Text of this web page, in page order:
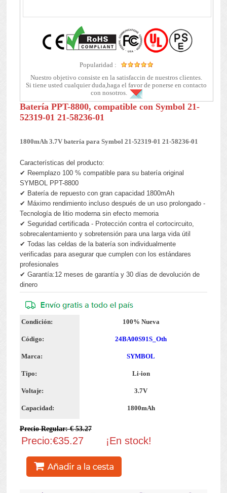
Popularidad :
Nuestro objetivo consiste en la satisfaccin de nuestros clientes.
Si tiene usted cualquier duda,haga el favor de ponerse en contacto
con nosotros.
Batería PPT-8800, compatible con Symbol 21-
52319-01 21-58236-01
1800mAh 3.7V batería para Symbol 21-52319-01 21-58236-01
Características del producto:
✔ Reemplazo 100 % compatible para su batería original
SYMBOL PPT-8800
✔ Batería de repuesto con gran capacidad 1800mAh
✔ Máximo rendimiento incluso después de un uso prolongado -
Tecnología de litio moderna sin efecto memoria
✔ Seguridad certificada - Protección contra el cortocircuito,
sobrecalentamiento y sobretensión para una larga vida útil
✔ Todas las celdas de la batería son individualmente
verificadas para asegurar que cumplen con los estándares
profesionales
✔ Garantía:12 meses de garantía y 30 días de devolución de
dinero
Condición: 100% Nueva
Código: 24BA00S91S_Oth
Marca: SYMBOL
Tipo: Li-ion
Voltaje: 3.7V
Capacidad: 1800mAh
Precio Regular: € 53.27
Precio:€35.27 ¡En stock!